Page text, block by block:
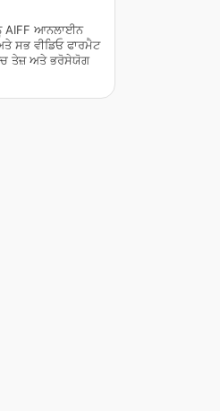
AIFF ਆਨਲਾਈਨ
ਸਭ ਵੀਡਿਓ ਫਾਰਮੈਟ
ਤੇਜ਼ ਅਤੇ ਭਰੋਸੇਯੋਗ